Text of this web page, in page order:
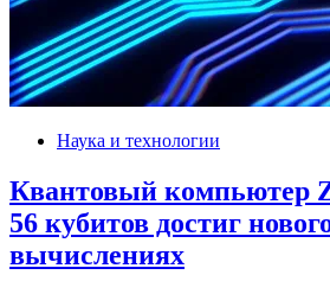
Наука и технологии
Квантовый компьютер
56 кубитов достиг
вычислениях